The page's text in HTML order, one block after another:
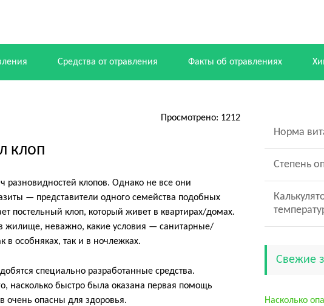
Средства от отравления Факты об отравлениях
Просмотрено: 1212
клоп
разновидностей клопов. Однако не все они
— представители одного семейства подобных
постельный клоп, который живет в квартирах/домах.
жилище, неважно, какие условия — санитарные/
в особняках, так и в ночлежках.
специально разработанные средства.
насколько быстро была оказана первая помощь
очень опасны для здоровья.
Норма
Степень
Свежие
Насколько